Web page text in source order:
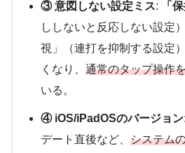
③ 意図しない設定ミス: 「
ししないと反応しない設定
視」（連打を抑制する設定
くなり、 通常のタップ操作
いる。
④ iOS/iPadOSのバージョン
デート直後など、 システム